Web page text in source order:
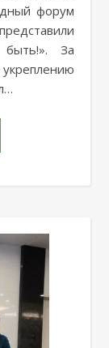
форум
За